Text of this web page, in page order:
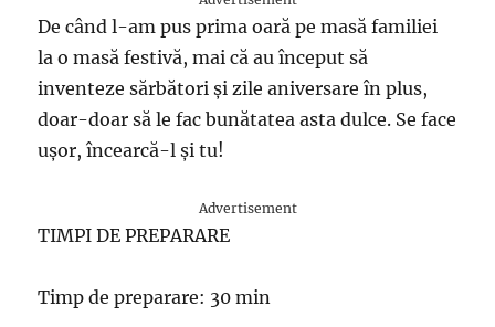
De când l-am pus prima oară pe masă familiei
la o masă festivă, mai că au început să
inventeze sărbători și zile aniversare în plus,
doar-doar să le fac bunătatea asta dulce. Se face
ușor, încearcă-l și tu!
Advertisement
TIMPI DE PREPARARE
Timp de preparare: 30 min